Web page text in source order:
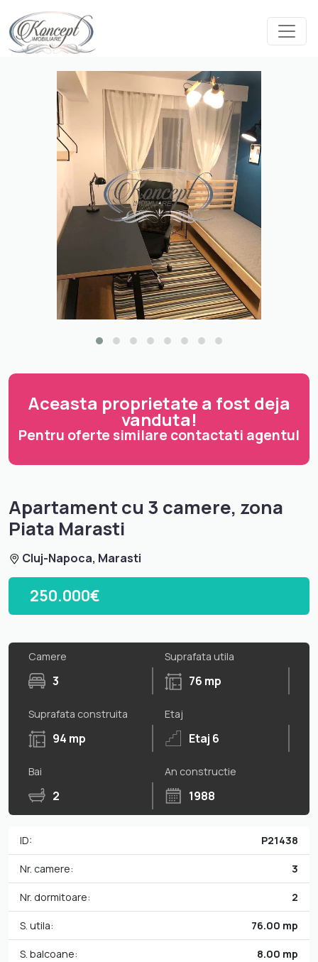
Aceasta proprietate a fost deja
vanduta!
Pentru oferte similare contactati agentul
Apartament cu 3 camere, zona
Piata Marasti
Cluj-Napoca, Marasti
250.000€
Camere
3
Suprafata utila
76 mp
Suprafata construita
94 mp
Etaj
Etaj 6
Bai
2
An constructie
1988
ID: P21438
Nr. camere: 3
Nr. dormitoare: 2
S. utila: 76.00 mp
S. balcoane: 8.00 mp